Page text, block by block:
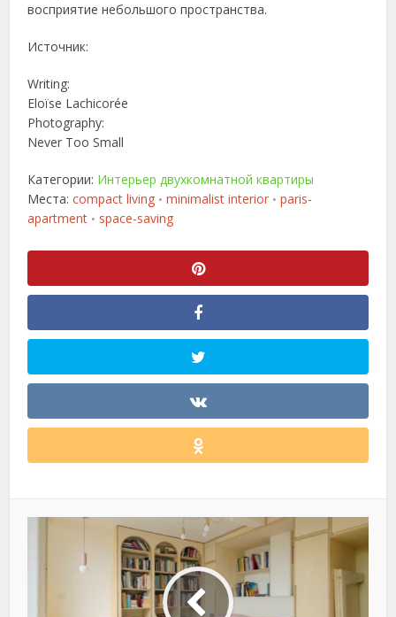
восприятие небольшого пространства.
Источник:
Writing:
Eloïse Lachicorée
Photography:
Never Too Small
Категории: Интерьер двухкомнатной квартиры
Места:compact living • minimalist interior • paris-
apartment • space-saving